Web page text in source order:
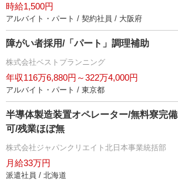
時給1,500円
アルバイト・パート / 契約社員 / 大阪府
障がい者採用/「パート」調理補助
株式会社ベストプランニング
年収116万6,880円～322万4,000円
アルバイト・パート / 東京都
半導体製造装置オペレーター/無料寮完
可/残業ほぼ無
株式会社ジャパンクリエイト北日本事業統括部
月給33万円
派遣社員 / 北海道